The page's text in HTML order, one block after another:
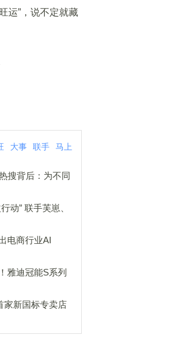
运”，说不定就藏
大事 联手 马上
搜背后：为不同
动” 联手芙崽、
电商行业AI
雅迪冠能S系列
家新国标专卖店